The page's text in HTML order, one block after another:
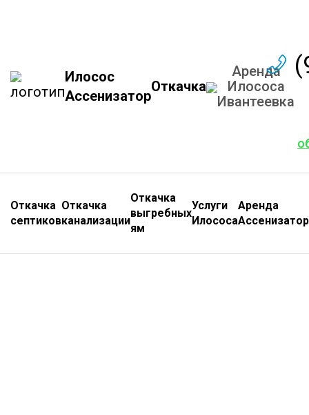
Илосос
Ассенизатор
Откачка
Аренда
Илососа
Ивантеевка
Откачка
септиков
Откачка
канализации
Откачка
выгребных
ям
Услуги
Илососа
Аренда